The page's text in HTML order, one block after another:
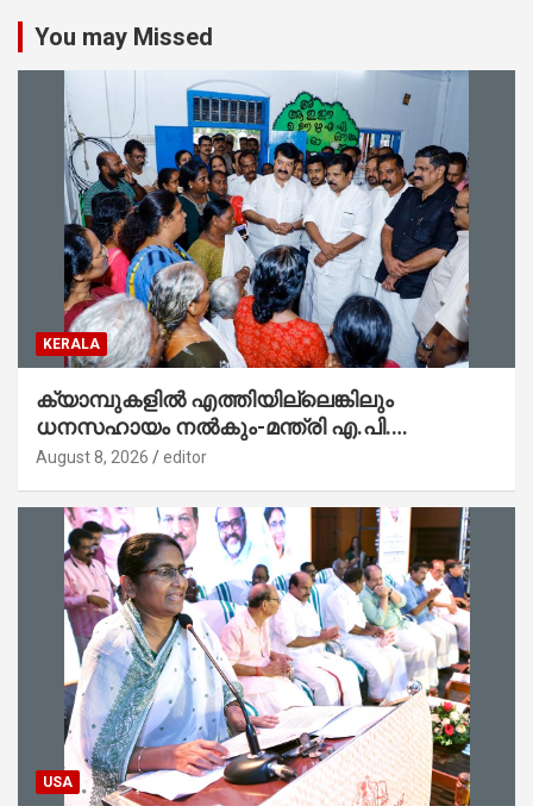
You may Missed
KERALA
ക്യാമ്പുകളിൽ എത്തിയില്ലെങ്കിലും
ധനസഹായം നൽകും-മന്ത്രി എ.പി.
അനിൽകുമാർ
August 8, 2026 editor
USA